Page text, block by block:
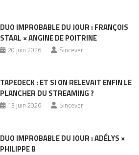
DUO IMPROBABLE DU JOUR : FRANÇOIS
STAAL × ANGINE DE POITRINE
20 juin 2026 Sincever
TAPEDECK : ET SI ON RELEVAIT ENFIN LE
PLANCHER DU STREAMING ?
13 juin 2026 Sincever
DUO IMPROBABLE DU JOUR : ADÉLYS ×
PHILIPPE B